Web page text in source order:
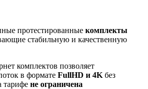
протестированные комплекты
стабильную и качественную
комплектов позволяет
в формате FullHD и 4K без
тарифе не ограничена